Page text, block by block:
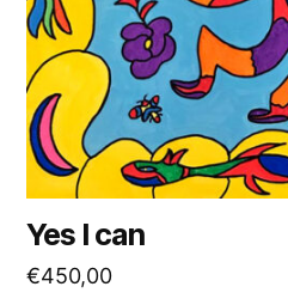
Yes I can
€450,00